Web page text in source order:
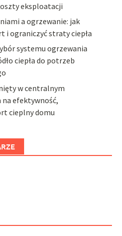
eksploatacji
a ogrzewanie: jak
ograniczyć straty ciepła
systemu ogrzewania
ciepła do potrzeb
w centralnym
na efektywność,
cieplny domu